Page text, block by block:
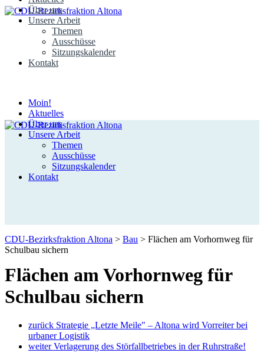
Über uns
Unsere Arbeit
Themen
Ausschüsse
Sitzungskalender
Kontakt
Moin!
Aktuelles
Über uns
Unsere Arbeit
Themen
Ausschüsse
Sitzungskalender
Kontakt
CDU-Bezirksfraktion Altona > Bau > Flächen am Vorhornweg für
Schulbau sichern
Flächen am Vorhornweg für
Schulbau sichern
zurück Strategie „Letzte Meile" – Altona wird Vorreiter bei
urbaner Logistik
weiter Verlagerung des Störfallbetriebes in der Ruhrstraße!